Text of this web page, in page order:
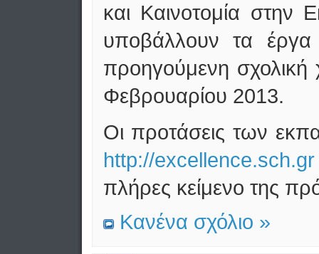
και Καινοτομία στην
υποβάλλουν τα έργα
προηγούμενη σχολική
Φεβρουαρίου 2013.
Οι προτάσεις των
http://excellence.sch.gr
πλήρες κείμενο της
Κανένα σχόλιο »